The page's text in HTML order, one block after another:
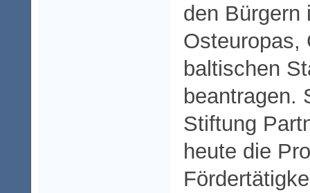
den Bürgern
Osteuropas,
baltischen
beantragen.
Stiftung
heute die